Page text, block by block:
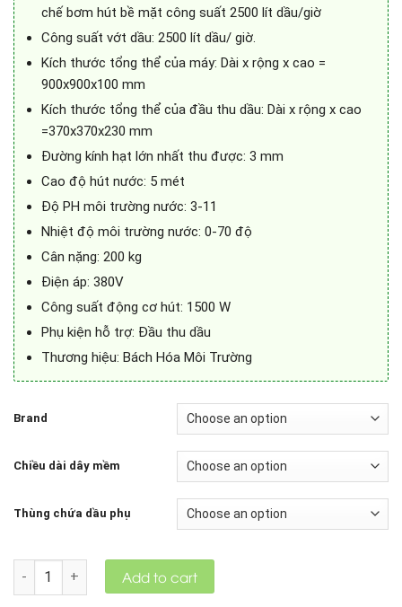
chế bơm hút bề mặt công suất 2500 lít dầu/giờ
Công suất vớt dầu: 2500 lít dầu/ giờ.
Kích thước tổng thể của máy: Dài x rộng x cao =
900x900x100 mm
Kích thước tổng thể của đầu thu dầu: Dài x rộng x cao
=370x370x230 mm
Đường kính hạt lớn nhất thu được: 3 mm
Cao độ hút nước: 5 mét
Độ PH môi trường nước: 3-11
Nhiệt độ môi trường nước: 0-70 độ
Cân nặng: 200 kg
Điện áp: 380V
Công suất động cơ hút: 1500 W
Phụ kiện hỗ trợ: Đầu thu dầu
Thương hiệu: Bách Hóa Môi Trường
Brand
Chiều dài dây mềm
Thùng chứa dầu phụ
Quantity Add to cart